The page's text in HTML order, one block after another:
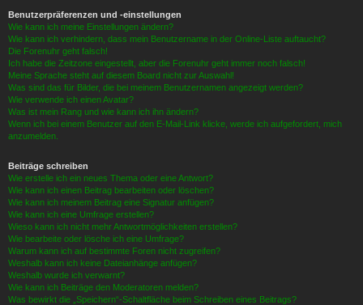
Benutzerpräferenzen und -einstellungen
Wie kann ich meine Einstellungen ändern?
Wie kann ich verhindern, dass mein Benutzername in der Online-Liste auftaucht?
Die Forenuhr geht falsch!
Ich habe die Zeitzone eingestellt, aber die Forenuhr geht immer noch falsch!
Meine Sprache steht auf diesem Board nicht zur Auswahl!
Was sind das für Bilder, die bei meinem Benutzernamen angezeigt werden?
Wie verwende ich einen Avatar?
Was ist mein Rang und wie kann ich ihn ändern?
Wenn ich bei einem Benutzer auf den E-Mail-Link klicke, werde ich aufgefordert, mich
anzumelden.
Beiträge schreiben
Wie erstelle ich ein neues Thema oder eine Antwort?
Wie kann ich einen Beitrag bearbeiten oder löschen?
Wie kann ich meinem Beitrag eine Signatur anfügen?
Wie kann ich eine Umfrage erstellen?
Wieso kann ich nicht mehr Antwortmöglichkeiten erstellen?
Wie bearbeite oder lösche ich eine Umfrage?
Warum kann ich auf bestimmte Foren nicht zugreifen?
Weshalb kann ich keine Dateianhänge anfügen?
Weshalb wurde ich verwarnt?
Wie kann ich Beiträge den Moderatoren melden?
Was bewirkt die „Speichern“-Schaltfläche beim Schreiben eines Beitrags?